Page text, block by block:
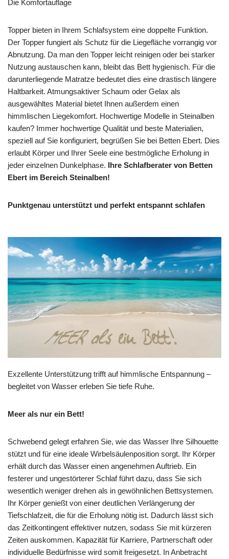
Die Komfortauflage
Topper bieten in Ihrem Schlafsystem eine doppelte Funktion.
Der Topper fungiert als Schutz für die Liegefläche vorrangig vor
Abnutzung. Da man den Topper leicht reinigen oder bei starker
Nutzung austauschen kann, bleibt das Bett hygienisch. Für die
darunterliegende Matratze bedeutet dies eine drastisch längere
Haltbarkeit. Atmungsaktiver Schaum oder Gelax als
ausgewähltes Material bietet Ihnen außerdem einen
himmlischen Liegekomfort. Hochwertige Modelle in Steinalben
kaufen? Immer hochwertige Qualität und beste Materialien,
speziell auf Sie konfiguriert, begrüßen Sie bei Betten Ebert. Dies
erlaubt Körper und Ihrer Seele eine bestmögliche Erholung in
jeder einzelnen Dunkelphase. Ihre Schlafberater von Betten
Ebert im Bereich Steinalben!
Punktgenau unterstützt und perfekt entspannt schlafen
Exzellente Unterstützung trifft auf himmlische Entspannung –
begleitet von Wasser erleben Sie tiefe Ruhe.
Meer als nur ein Bett!
Schwebend gelegt erfahren Sie, wie das Wasser Ihre Silhouette
stützt und für eine ideale Wirbelsäulenposition sorgt. Ihr Körper
erhält durch das Wasser einen angenehmen Auftrieb. Ein
festerer und ungestörterer Schlaf führt dazu, dass Sie sich
wesentlich weniger drehen als in gewöhnlichen Bettsystemen.
Ihr Körper genießt von einer deutlichen Verlängerung der
Tiefschlafzeit, die für die Erholung nötig ist. Dadurch lässt sich
das Zeitkontingent effektiver nutzen, sodass Sie mit kürzeren
Zeiten auskommen. Kapazität für Karriere, Partnerschaft oder
individuelle Bedürfnisse wird somit freigesetzt. In Anbetracht